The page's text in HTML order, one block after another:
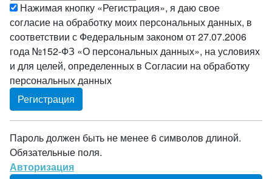
Нажимая кнопку «Регистрация», я даю свое
согласие на обработку моих персональных данных, в
соответствии с Федеральным законом от 27.07.2006
года №152-ФЗ «О персональных данных», на условиях
и для целей, определенных в Согласии на обработку
персональных данных
Пароль должен быть не менее 6 символов длиной.
Обязательные поля.
Авторизация